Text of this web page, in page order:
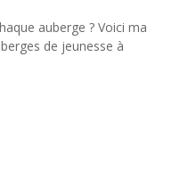
auberge ? Voici ma
de jeunesse à